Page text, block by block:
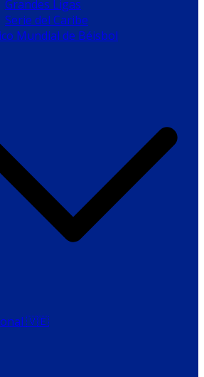
Grandes Ligas
Serie del Caribe
Mundial de Béisbol
🇻🇪